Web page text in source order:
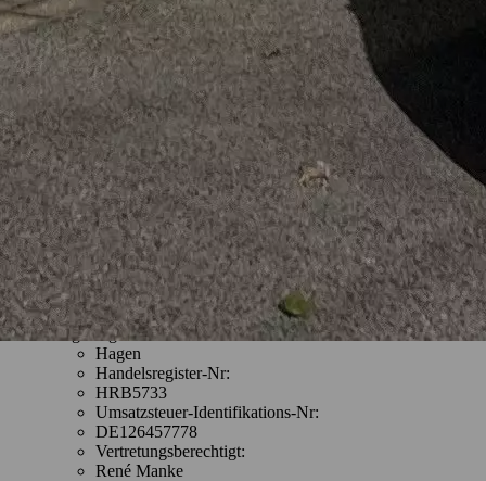
geschlossen
Öffnungszeiten Service:
MO
08:00 - 18:00
DI
08:00 - 18:00
MI
08:00 - 18:00
DO
08:00 - 18:00
FR
08:00 - 18:00
SA
09:00 - 12:00
SO
geschlossen
Registergericht:
Hagen
Handelsregister-Nr:
HRB5733
Umsatzsteuer-Identifikations-Nr:
DE126457778
Vertretungsberechtigt:
René Manke